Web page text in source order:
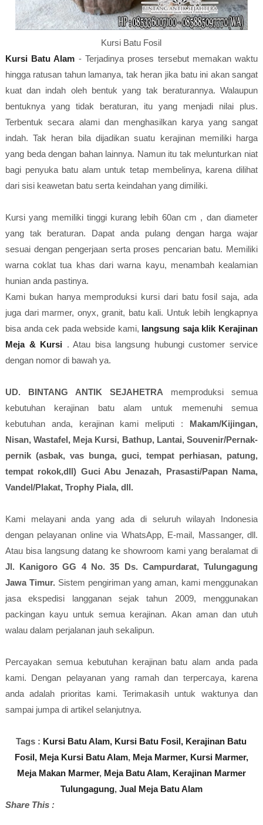
Kursi Batu Fosil
Kursi Batu Alam - Terjadinya proses tersebut memakan waktu
hingga ratusan tahun lamanya, tak heran jika batu ini akan sangat
kuat dan indah oleh bentuk yang tak beraturannya. Walaupun
bentuknya yang tidak beraturan, itu yang menjadi nilai plus.
Terbentuk secara alami dan menghasilkan karya yang sangat
indah. Tak heran bila dijadikan suatu kerajinan memiliki harga
yang beda dengan bahan lainnya. Namun itu tak melunturkan niat
bagi penyuka batu alam untuk tetap membelinya, karena dilihat
dari sisi keawetan batu serta keindahan yang dimiliki.
Kursi yang memiliki tinggi kurang lebih 60an cm , dan diameter
yang tak beraturan. Dapat anda pulang dengan harga wajar
sesuai dengan pengerjaan serta proses pencarian batu. Memiliki
warna coklat tua khas dari warna kayu, menambah kealamian
hunian anda pastinya.
Kami bukan hanya memproduksi kursi dari batu fosil saja, ada
juga dari marmer, onyx, granit, batu kali. Untuk lebih lengkapnya
bisa anda cek pada webside kami, langsung saja klik Kerajinan
Meja & Kursi . Atau bisa langsung hubungi customer service
dengan nomor di bawah ya.
UD. BINTANG ANTIK SEJAHETRA memproduksi semua
kebutuhan kerajinan batu alam untuk memenuhi semua
kebutuhan anda, kerajinan kami meliputi : Makam/Kijingan,
Nisan, Wastafel, Meja Kursi, Bathup, Lantai, Souvenir/Pernak-
pernik (asbak, vas bunga, guci, tempat perhiasan, patung,
tempat rokok,dll) Guci Abu Jenazah, Prasasti/Papan Nama,
Vandel/Plakat, Trophy Piala, dll.
Kami melayani anda yang ada di seluruh wilayah Indonesia
dengan pelayanan online via WhatsApp, E-mail, Massanger, dll.
Atau bisa langsung datang ke showroom kami yang beralamat di
Jl. Kanigoro GG 4 No. 35 Ds. Campurdarat, Tulungagung
Jawa Timur.Sistem pengiriman yang aman, kami menggunakan
jasa ekspedisi langganan sejak tahun 2009, menggunakan
packingan kayu untuk semua kerajinan. Akan aman dan utuh
walau dalam perjalanan jauh sekalipun.
Percayakan semua kebutuhan kerajinan batu alam anda pada
kami. Dengan pelayanan yang ramah dan terpercaya, karena
anda adalah prioritas kami. Terimakasih untuk waktunya dan
sampai jumpa di artikel selanjutnya.
Tags : Kursi Batu Alam, Kursi Batu Fosil, Kerajinan Batu
Fosil,Meja Kursi Batu Alam, Meja Marmer, Kursi Marmer,
Meja Makan Marmer, Meja Batu Alam, Kerajinan Marmer
Tulungagung, Jual Meja Batu Alam
Share This :